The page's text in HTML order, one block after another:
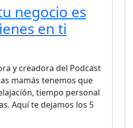
negocio es
en ti
y creadora del Podcast
mamás tenemos que
tiempo personal
Aquí te dejamos los 5